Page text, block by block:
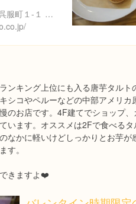
鹿児島県鹿児島市呉服町１-１ 唐芋ワールド 1F
ンキング上位にも入る唐芋タル
シコやペルーなどの中部アメリカ
のお店です。4F建てでショップ、
います。オススメは2Fで食べるタ
なかに軽いけどしっかりとお芋が
す。
きますよ❤️